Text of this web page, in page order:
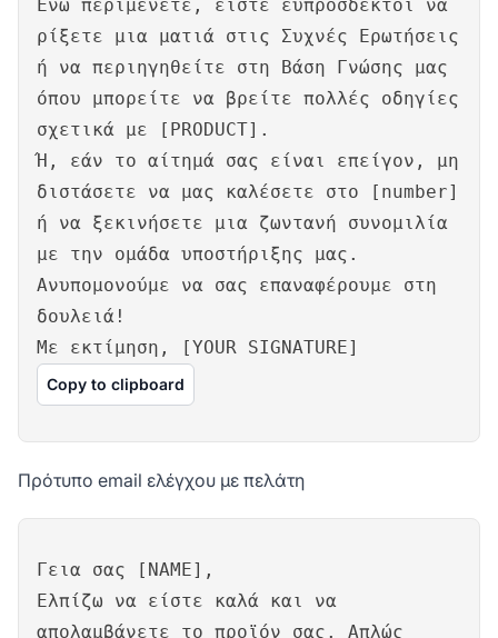
Ενώ περιμένετε, είστε ευπρόσδεκτοι να
ρίξετε μια ματιά στις Συχνές Ερωτήσεις
ή να περιηγηθείτε στη Βάση Γνώσης μας
όπου μπορείτε να βρείτε πολλές οδηγίες
σχετικά με [PRODUCT].
Ή, εάν το αίτημά σας είναι επείγον, μη
διστάσετε να μας καλέσετε στο [number]
ή να ξεκινήσετε μια ζωντανή συνομιλία
με την ομάδα υποστήριξης μας.
Ανυπομονούμε να σας επαναφέρουμε στη
δουλειά!
Με εκτίμηση, [YOUR SIGNATURE]
Copy to clipboard
Πρότυπο email ελέγχου με πελάτη
Γεια σας [NAME],
Ελπίζω να είστε καλά και να
απολαμβάνετε το προϊόν σας. Απλώς